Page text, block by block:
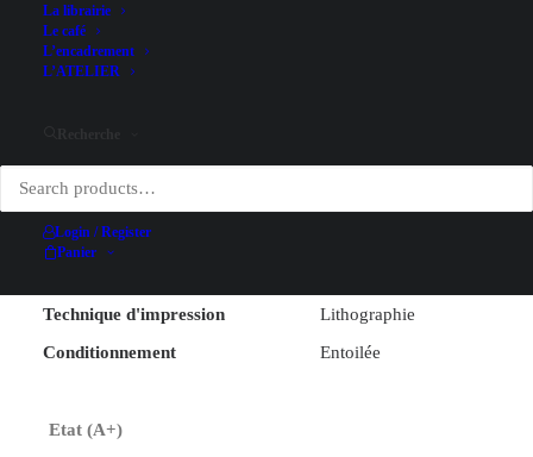
La librairie
Le café
L’encadrement
L’ATELIER
Login / Register
Panier
Illustrateur
Commarmond
Largeur (hors entoilage)
Hauteur (hors entoilage)
Technique d'impression
Lithographie
Conditionnement
Entoilée
Etat (A+)